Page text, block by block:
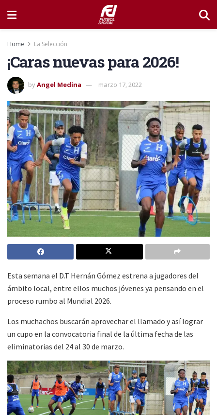
Home La Selección
¡Caras nuevas para 2026!
byAngel Medina marzo 17, 2022
Esta semana el D.T Hernán Gómez estrena a jugadores del
ámbito local, entre ellos muchos jóvenes ya pensando en el
proceso rumbo al Mundial 2026.
Los muchachos buscarán aprovechar el llamado y así lograr
un cupo en la convocatoria final de la última fecha de las
eliminatorias del 24 al 30 de marzo.